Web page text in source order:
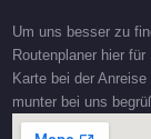
Um uns besser zu
Routenplaner hier
Karte bei der
munter bei uns